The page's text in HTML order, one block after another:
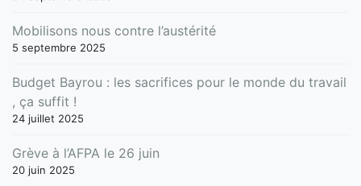
Mobilisons nous contre l’austérité
5 septembre 2025
Budget Bayrou : les sacrifices pour le monde du travail
, ça suffit !
24 juillet 2025
Grève à l’AFPA le 26 juin
20 juin 2025